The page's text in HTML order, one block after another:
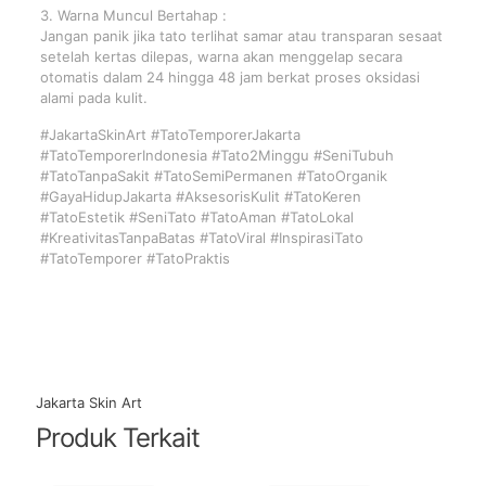
3. Warna Muncul Bertahap :
Jangan panik jika tato terlihat samar atau transparan sesaat
setelah kertas dilepas, warna akan menggelap secara
otomatis dalam 24 hingga 48 jam berkat proses oksidasi
alami pada kulit.
#JakartaSkinArt #TatoTemporerJakarta
#TatoTemporerIndonesia #Tato2Minggu #SeniTubuh
#TatoTanpaSakit #TatoSemiPermanen #TatoOrganik
#GayaHidupJakarta #AksesorisKulit #TatoKeren
#TatoEstetik #SeniTato #TatoAman #TatoLokal
#KreativitasTanpaBatas #TatoViral #InspirasiTato
#TatoTemporer #TatoPraktis
Jakarta Skin Art
Produk Terkait